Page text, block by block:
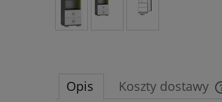
Opis Koszty dostawy